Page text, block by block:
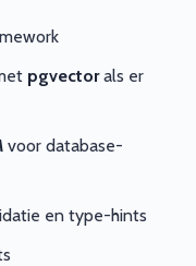
pgvectorals er
voor database-
en type-hints